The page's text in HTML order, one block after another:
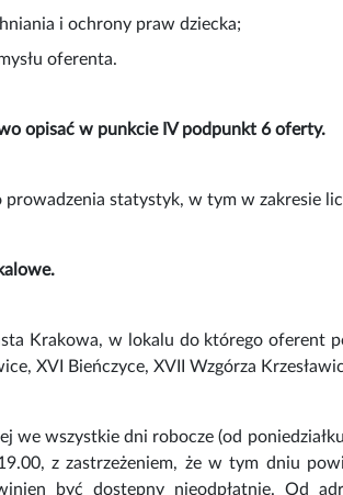
i ochrony praw dziecka;
oferenta.
opisać w punkcie IV podpunkt 6 oferty.
statystyk, w tym w zakresie
Krakowa, w lokalu do którego oferent
XVI Bieńczyce, XVII Wzgórza
wszystkie dni robocze (od
z zastrzeżeniem, że w tym dniu
być dostępny nieodpłatnie. Od